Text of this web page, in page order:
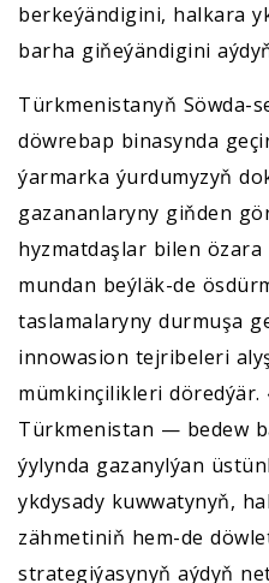
berkeýändigini, halkara
barha giňeýändigini
Türkmenistanyň Söwda-
döwrebap binasynda
ýarmarka ýurdumyzyň
gazananlaryny giňden
hyzmatdaşlar bilen
mundan beýläk-de
taslamalaryny durmuşa
innowasion tejribeleri
mümkinçilikleri döredýär.
Türkmenistan — bedew
ýylynda gazanylýan
ykdysady kuwwatynyň,
zähmetiniň hem-de
strategiýasynyň aýdyň